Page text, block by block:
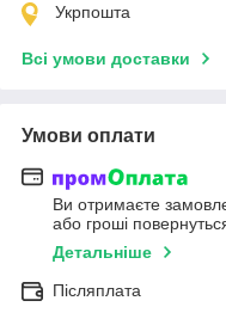
Укрпошта
Всі умови доставки
Умови оплати
Ви отримаєте
або гроші
Детальніше
Післяплата